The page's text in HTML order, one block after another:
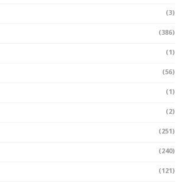
(3)
(386)
(1)
(56)
(1)
(2)
(251)
(240)
(121)